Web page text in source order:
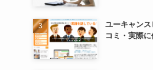
ユーキャン
コミ・実際